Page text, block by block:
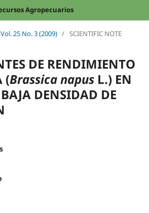
Agropecuarios
Vol. 25 No. 3 (2009) / SCIENTIFIC NOTE
DE RENDIMIENTO
(Brassica napusL.) EN
DENSIDAD DE